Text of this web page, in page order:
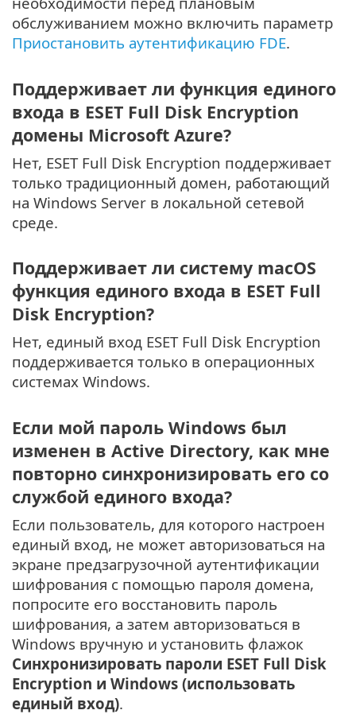
обслуживанием можно включить параметр
Приостановить аутентификацию FDE.
Поддерживает ли функция единого
входа в ESET Full Disk Encryption
домены Microsoft Azure?
Нет, ESET Full Disk Encryption поддерживает
только традиционный домен, работающий
на Windows Server в локальной сетевой
среде.
Поддерживает ли систему macOS
функция единого входа в ESET Full
Disk Encryption?
Нет, единый вход ESET Full Disk Encryption
поддерживается только в операционных
системах Windows.
Если мой пароль Windows был
изменен в Active Directory, как мне
повторно синхронизировать его со
службой единого входа?
Если пользователь, для которого настроен
единый вход, не может авторизоваться на
экране предзагрузочной аутентификации
шифрования с помощью пароля домена,
попросите его восстановить пароль
шифрования, а затем авторизоваться в
Windows вручную и установить флажок
Синхронизировать пароли ESET Full Disk
Encryption и Windows (использовать
единый вход).